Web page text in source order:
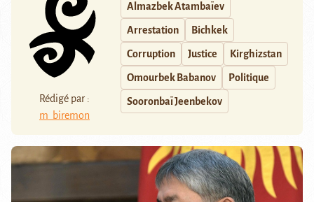
Rédigé par :
m_biremon
Almazbek Atambaïev
Arrestation Bichkek
Corruption Justice Kirghizstan
Omourbek Babanov Politique
Sooronbaï Jeenbekov